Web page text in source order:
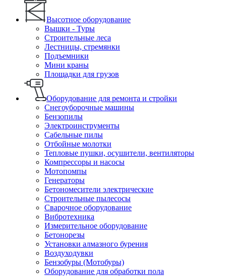
Высотное оборудование
Вышки - Туры
Строительные леса
Лестницы, стремянки
Подъемники
Мини краны
Площадки для грузов
Оборудование для ремонта и стройки
Снегоуборочные машины
Бензопилы
Электроинструменты
Сабельные пилы
Отбойные молотки
Тепловые пушки, осушители, вентиляторы
Компрессоры и насосы
Мотопомпы
Генераторы
Бетономесители электрические
Строительные пылесосы
Сварочное оборудование
Вибротехника
Измерительное оборудование
Бетонорезы
Установки алмазного бурения
Воздуходувки
Бензобуры (Мотобуры)
Оборудование для обработки пола